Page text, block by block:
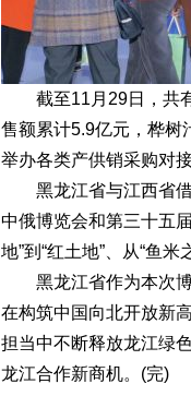
截至11月29日，共有
售额累计5.9亿元，桦树
举办各类产供销采购对
黑龙江省与江西省借
中俄博览会和第三十五
地”到“红土地”、从“鱼米
黑龙江省作为本次博
在构筑中国向北开放新
担当中不断释放龙江绿
龙江合作新商机。(完)